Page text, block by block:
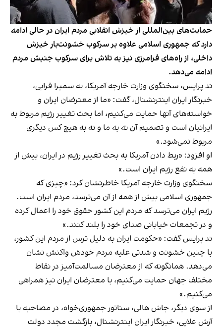
حمایت‌های بین‌المللی از خیزش انقلابی مردم ایران در حالی ادامه
دارد که جمهوری اسلامی علاوه بر سرکوب خشونت‌بار خیزش
داخلی، از راه‌های فرامرزی نیز به تلاش برای سرکوب جنبش مردم
ادامه می‌دهد.
ند پرایس، سخنگوی وزارت خارجه آمریکا، به سمیرا قرایی،
خبرنگار ایران اینترنشنال، گفت: «ما از معترضان ایران و
خواسته‌های آنها حمایت می‌کنیم، اما بحث تغییر رژیم مربوط به
ایرانیان است و تصمیم آن نه به ما و نه به هیچ کس دیگری
مربوط نمی‌شود.»
او افزود: «ربط دادن آمریکا به بحث تغییر رژیم در ایران، بیش از
همه به نفع رژیم ایران است.»
سخنگوی وزارت خارجه آمریکا خاطرنشان کرد: «چیزی که
جمهوری اسلامی بیش از همه از آن می‌ترسد، مردم ایران است.
رژیم ایران می‌ترسد که مردم این کشور حقوق خود را اعمال کرده
و در تجمعات خیابانی صدای خود را بلند کنند.»
ند پرایس گفت: «حکومت ایران به دلیل ترس از مردم این کشور،
با چنین خشونت و شدتی علیه مردم خودش واکنش نشان
می‌دهد. همانگونه که از معترضان مسالمت‌آمیز در نقاط
مختلف جهان حمایت می‌کنیم، با معترضان ایران نیز همراهی
می‌کنیم.»
از سوی دیگر، جاش هالی، سناتور جمهوری‌خواه، در مصاحبه با
آرش علایی، خبرنگار ایران اینترنشنال، بازگشت مجدد دولت